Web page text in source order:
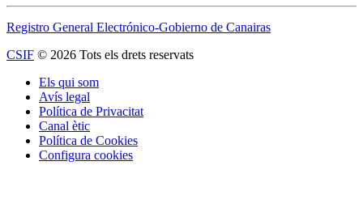
Registro General Electrónico-Gobierno de Canairas
CSIF © 2026 Tots els drets reservats
Els qui som
Avís legal
Política de Privacitat
Canal ètic
Política de Cookies
Configura cookies